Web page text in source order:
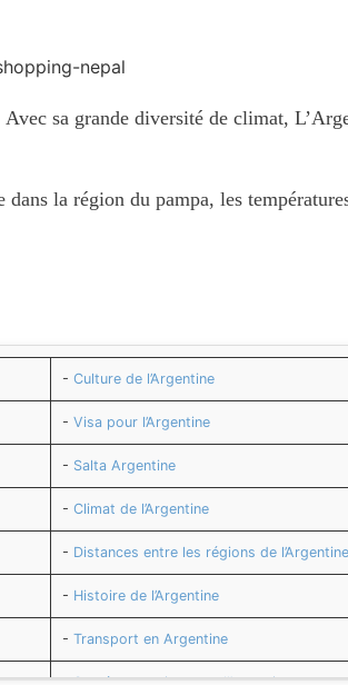
sa grande diversité de climat,
la région du pampa, les
- Culture de l’Argentine
- Visa pour l’Argentine
- Salta Argentine
- Climat de l’Argentine
- Distances entre les régions de l’Argentine
- Histoire de l’Argentine
- Transport en Argentine